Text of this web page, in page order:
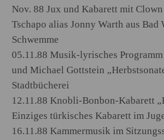
Nov. 88 Jux und Kabarett mit
Tschapo alias Jonny Warth aus Bad
Schwemme
05.11.88 Musik-lyrisches
und Michael Gottstein
Stadtbücherei
12.11.88 Knobli-Bonbon-Kabarett
Einziges türkisches Kabarett im
16.11.88 Kammermusik im